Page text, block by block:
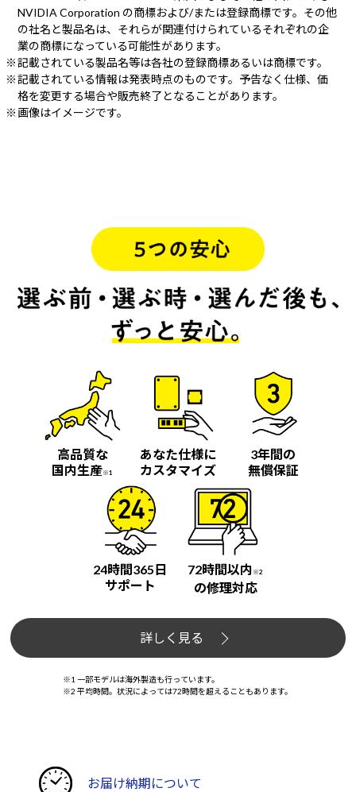
NVIDIA Corporation の商標および/または登録商標です。その他
の社名と製品名は、それらが関連付けられているそれぞれの企
業の商標になっている可能性があります。
記載されている製品名等は各社の登録商標あるいは商標です。
記載されている情報は発表時点のものです。予告なく仕様、価
格を変更する場合や販売終了となることがあります。
画像はイメージです。
高品質な
国内生産※1
あなた仕様に
カスタマイズ
3年間の
無償保証
24時間365日
サポート
72時間以内 ※2
の修理対応
詳しく見る
※1 一部モデルは海外製造も行っています。
※2 平均時間。状況によっては72時間を超えることもあります。
お届け納期について